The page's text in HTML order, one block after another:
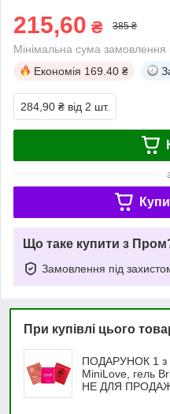
215,60 ₴ 385 ₴
Мінімальна сума
Економія 169.40 ₴
284,90 ₴ від 2 шт.
Що таке купити з
Замовлення під
При купівлі цього
ПОДАРУНОК 1 з
MiniLove, гель
НЕ ДЛЯ